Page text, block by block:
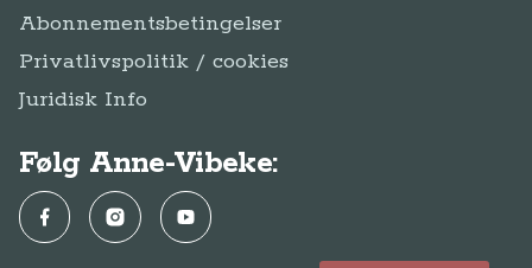
Abonnementsbetingelser
Privatlivspolitik / cookies
Juridisk Info
Følg Anne-Vibeke:
FacebookInstagramYouTube